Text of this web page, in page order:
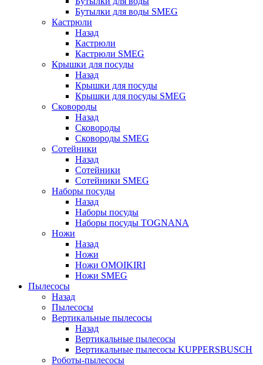
Бутылки для воды SMEG
Кастрюли
Назад
Кастрюли
Кастрюли SMEG
Крышки для посуды
Назад
Крышки для посуды
Крышки для посуды SMEG
Сковороды
Назад
Сковороды
Сковороды SMEG
Сотейники
Назад
Сотейники
Сотейники SMEG
Наборы посуды
Назад
Наборы посуды
Наборы посуды TOGNANA
Ножи
Назад
Ножи
Ножи OMOIKIRI
Ножи SMEG
Пылесосы
Назад
Пылесосы
Вертикальные пылесосы
Назад
Вертикальные пылесосы
Вертикальные пылесосы KUPPERSBUSCH
Роботы-пылесосы